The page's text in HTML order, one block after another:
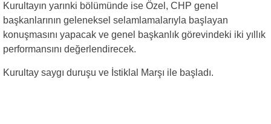
Kurultayın yarınki bölümünde ise Özel, CHP genel
başkanlarının geleneksel selamlamalarıyla başlayan
konuşmasını yapacak ve genel başkanlık görevindeki iki yıllık
performansını değerlendirecek.
Kurultay saygı duruşu ve İstiklal Marşı ile başladı.